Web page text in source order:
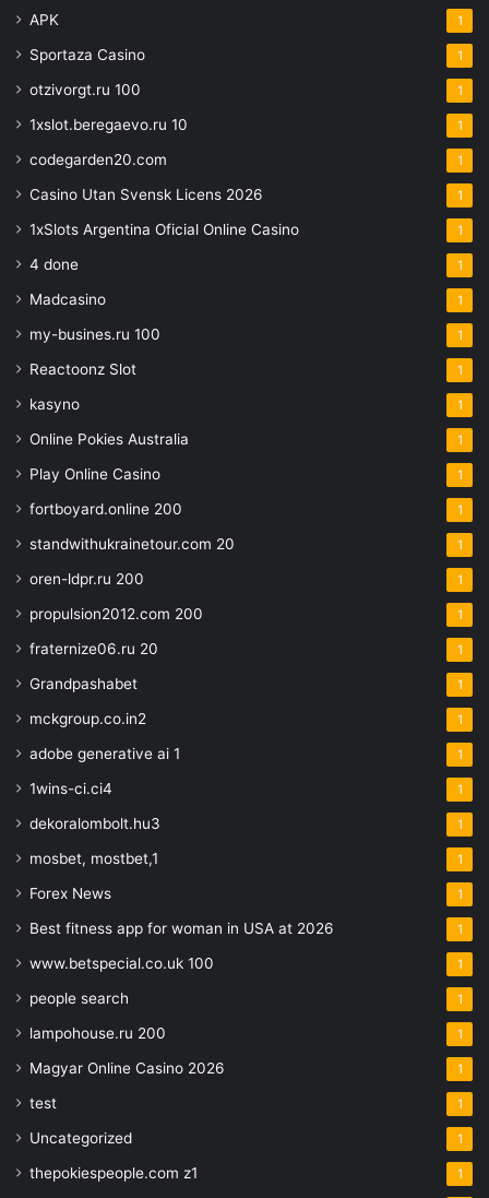
APK 1
Sportaza Casino 1
otzivorgt.ru 100 1
1xslot.beregaevo.ru 10 1
codegarden20.com 1
Casino Utan Svensk Licens 2026 1
1xSlots Argentina Oficial Online Casino 1
4 done 1
Madcasino 1
my-busines.ru 100 1
Reactoonz Slot 1
kasyno 1
Online Pokies Australia 1
Play Online Casino 1
fortboyard.online 200 1
standwithukrainetour.com 20 1
oren-ldpr.ru 200 1
propulsion2012.com 200 1
fraternize06.ru 20 1
Grandpashabet 1
mckgroup.co.in2 1
adobe generative ai 1 1
1wins-ci.ci4 1
dekoralombolt.hu3 1
mosbet, mostbet,1 1
Forex News 1
Best fitness app for woman in USA at 2026 1
www.betspecial.co.uk 100 1
people search 1
lampohouse.ru 200 1
Magyar Online Casino 2026 1
test 1
Uncategorized 1
thepokiespeople.com z1 1